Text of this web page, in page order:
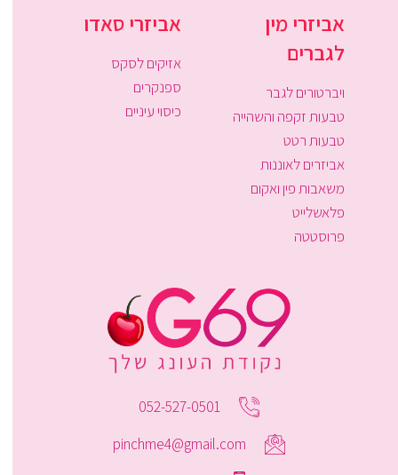
אביזרי מין
לגברים
ויברטורים לגבר
טבעות זקפה והשהייה
טבעות רטט
אביזרים לאוננות
משאבות פין ואקום
פלאשלייט
פרוסטטה
אביזרי סאדו
אזיקים לסקס
ספנקרים
כיסוי עיניים
052-527-0501
pinchme4@gmail.com